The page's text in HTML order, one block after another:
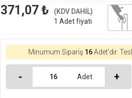
371,07 ₺
(KDV DAHİL)
1 Adet fiyatı
Minumum Sipariş 16Adet'dir.
- Adet +